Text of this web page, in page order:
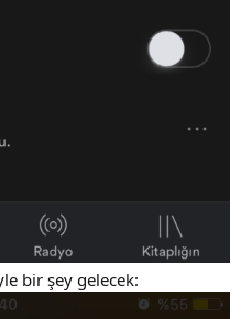
bir şey gelecek: